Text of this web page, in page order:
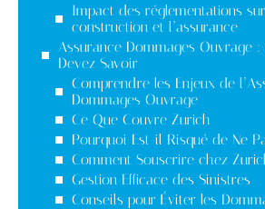
Impact des réglementations
construction et l’assurance
Assurance Dommages Ouvrage :
Devez Savoir
Comprendre les Enjeux de
Dommages Ouvrage
Ce Que Couvre Zurich
Pourquoi Est-il Risqué de Ne
Comment Souscrire chez
Gestion Efficace des Sinistres
Conseils pour Éviter les